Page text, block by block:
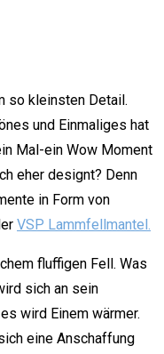
so kleinsten Detail.
und Einmaliges hat
Mal-ein Wow Moment
eher designt? Denn
in Form von
VSP Lammfellmantel.
fluffigen Fell. Was
sich an sein
wird Einem wärmer.
eine Anschaffung